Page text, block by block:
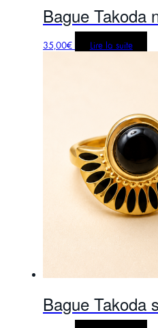
Bague Takoda
35,00€ Lire la suite
Bague Takoda